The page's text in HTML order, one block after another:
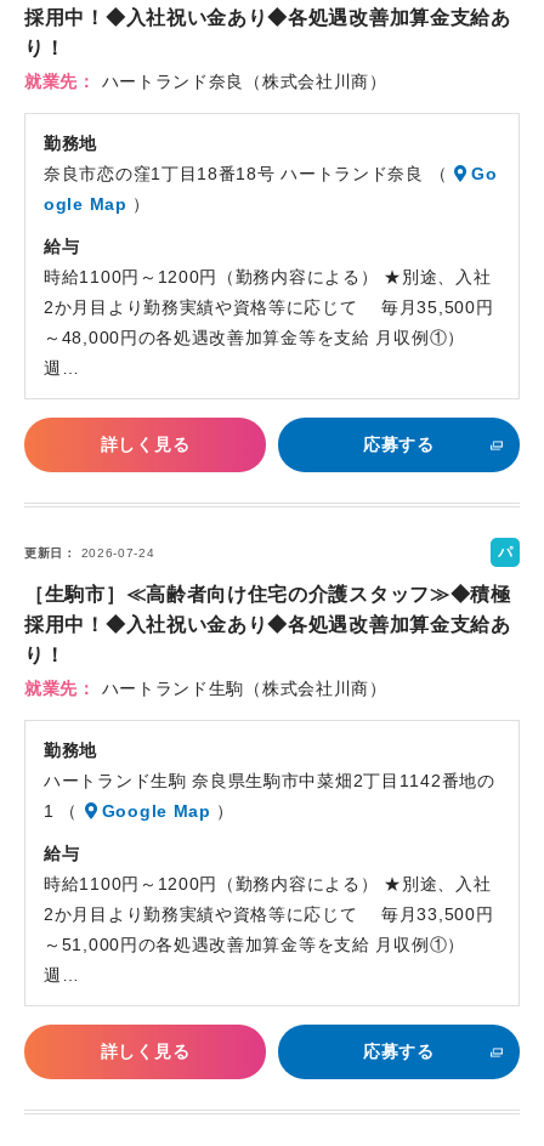
採用中！◆入社祝い金あり◆各処遇改善加算金支給あ
り！
就業先 ハートランド奈良（株式会社川商）
勤務地
奈良市恋の窪1丁目18番18号 ハートランド奈良 （
Go
ogle Map ）
給与
時給1100円～1200円（勤務内容による） ★別途、入社
2か月目より勤務実績や資格等に応じて 毎月35,500円
～48,000円の各処遇改善加算金等を支給 月収例①）
週…
詳しく見る 応募する
更新日 2026-07-24
パ
ー
［生駒市］≪高齢者向け住宅の介護スタッフ≫◆積極
採用中！◆入社祝い金あり◆各処遇改善加算金支給あ
り！
就業先 ハートランド生駒（株式会社川商）
勤務地
ハートランド生駒 奈良県生駒市中菜畑2丁目1142番地の
1 （
Google Map ）
給与
時給1100円～1200円（勤務内容による） ★別途、入社
2か月目より勤務実績や資格等に応じて 毎月33,500円
～51,000円の各処遇改善加算金等を支給 月収例①）
週…
詳しく見る 応募する